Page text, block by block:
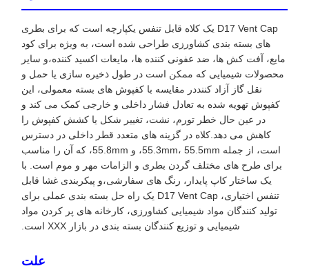
D17 Vent Cap یک کلاه قابل تنفس یکپارچه است که برای بطری
های بسته بندی کشاورزی طراحی شده است، به ویژه برای کود
مایع، آفت کش ها، ضد عفونی کننده ها، مایعات اکسید کننده،و سایر
محصولات شیمیایی که ممکن است در طول ذخیره سازی یا حمل و
نقل گاز آزاد کننددر مقایسه با کفپوش های بسته معمولی، این
کفپوش تهویه شده به تعادل فشار داخلی و خارجی کمک می کند و
در عین حال خطر تورم، نشت، تغییر شکل یا کشش کفپوش را
کاهش می دهد.کلاه در گزینه های متعدد قطر داخلی در دسترس
است، از جمله 55.3mm، 55.5mm، و 55.8mm، که آن را مناسب
برای طرح های مختلف گردن بطری و الزامات مهر و موم است. با
یک ساختار کاپ پایدار، رنگ های سفارشی،و پیکربندی غشا قابل
تنفس اختیاری، D17 Vent Cap یک راه حل بسته بندی عملی برای
تولید کنندگان مواد شیمیایی کشاورزی، کارخانه های پر کردن مواد
شیمیایی و توزیع کنندگان بسته بندی در بازار XXX است.
علت